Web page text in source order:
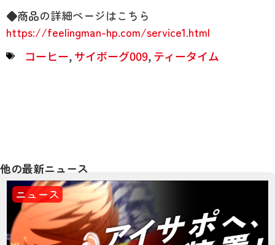
◆商品の詳細ページはこちら
https://feelingman-hp.com/service1.html
コーヒー,サイボーグ009,ティータイム
他の最新ニュース
ニュース